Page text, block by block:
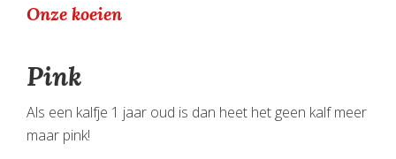
Onze koeien
Pink
Als een kalfje 1 jaar oud is dan heet het geen kalf meer
maar pink!